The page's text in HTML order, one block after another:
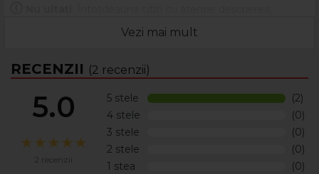
Nu utilizati apa sub presiune pentru clatire!
repete operatia.
Produsul este recomandat exclusiv uzului profesional.
Pentru mai multe informatii, verificati Fisa Tehnica din
sectiunea Documente.
Vezi mai mult
eticheta și ambalajul produsului înainte de a-l utiliza!
RECENZII (2 recenzii)
5.0
2 recenzii
5 stele
(2)
4 stele
(0)
3 stele
(0)
2 stele
(0)
1 stea
(0)